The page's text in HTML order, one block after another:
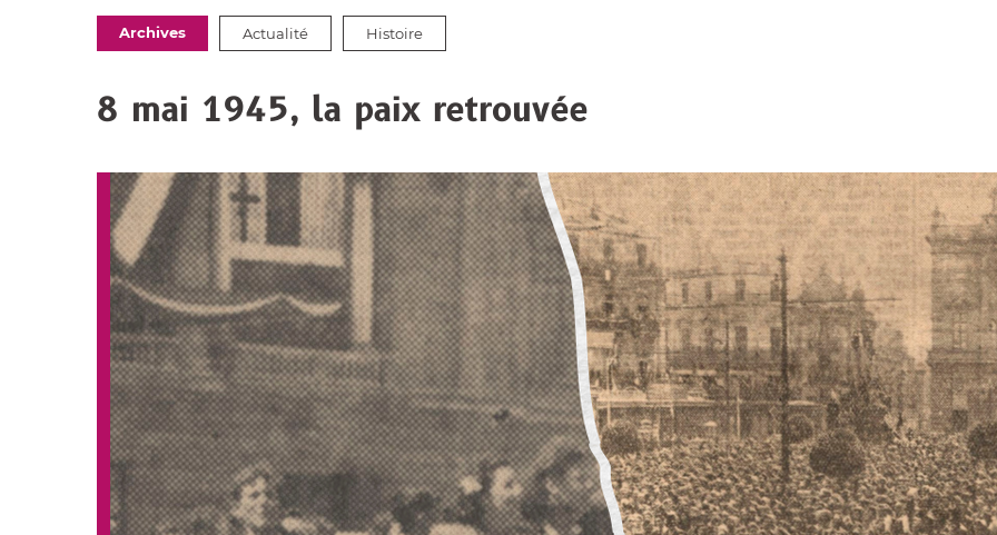
Thématiques
:
Archives Actualité Histoire
8 mai 1945, la paix retrouvée